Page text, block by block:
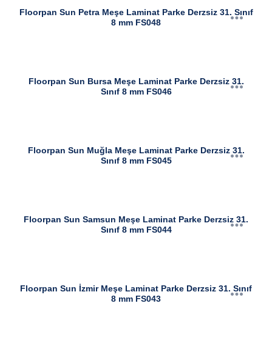
Floorpan Sun Petra Meşe Laminat Parke Derzsiz 31. Sınıf
8 mm FS048
Floorpan Sun Bursa Meşe Laminat Parke Derzsiz 31.
Sınıf 8 mm FS046
Floorpan Sun Muğla Meşe Laminat Parke Derzsiz 31.
Sınıf 8 mm FS045
Floorpan Sun Samsun Meşe Laminat Parke Derzsiz 31.
Sınıf 8 mm FS044
Floorpan Sun İzmir Meşe Laminat Parke Derzsiz 31. Sınıf
8 mm FS043